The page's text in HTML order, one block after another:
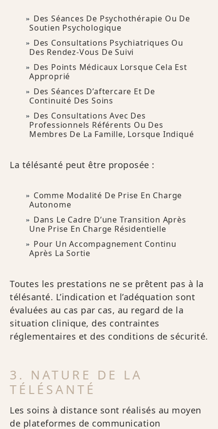
Des Séances De Psychothérapie Ou De
Soutien Psychologique
Des Consultations Psychiatriques Ou
Des Rendez-Vous De Suivi
Des Points Médicaux Lorsque Cela Est
Approprié
Des Séances D’aftercare Et De
Continuité Des Soins
Des Consultations Avec Des
Professionnels Référents Ou Des
Membres De La Famille, Lorsque Indiqué
La télésanté peut être proposée :
Comme Modalité De Prise En Charge
Autonome
Dans Le Cadre D’une Transition Après
Une Prise En Charge Résidentielle
Pour Un Accompagnement Continu
Après La Sortie
Toutes les prestations ne se prêtent pas à la
télésanté. L’indication et l’adéquation sont
évaluées au cas par cas, au regard de la
situation clinique, des contraintes
réglementaires et des conditions de sécurité.
3. NATURE DE LA
TÉLÉSANTÉ
Les soins à distance sont réalisés au moyen
de plateformes de communication